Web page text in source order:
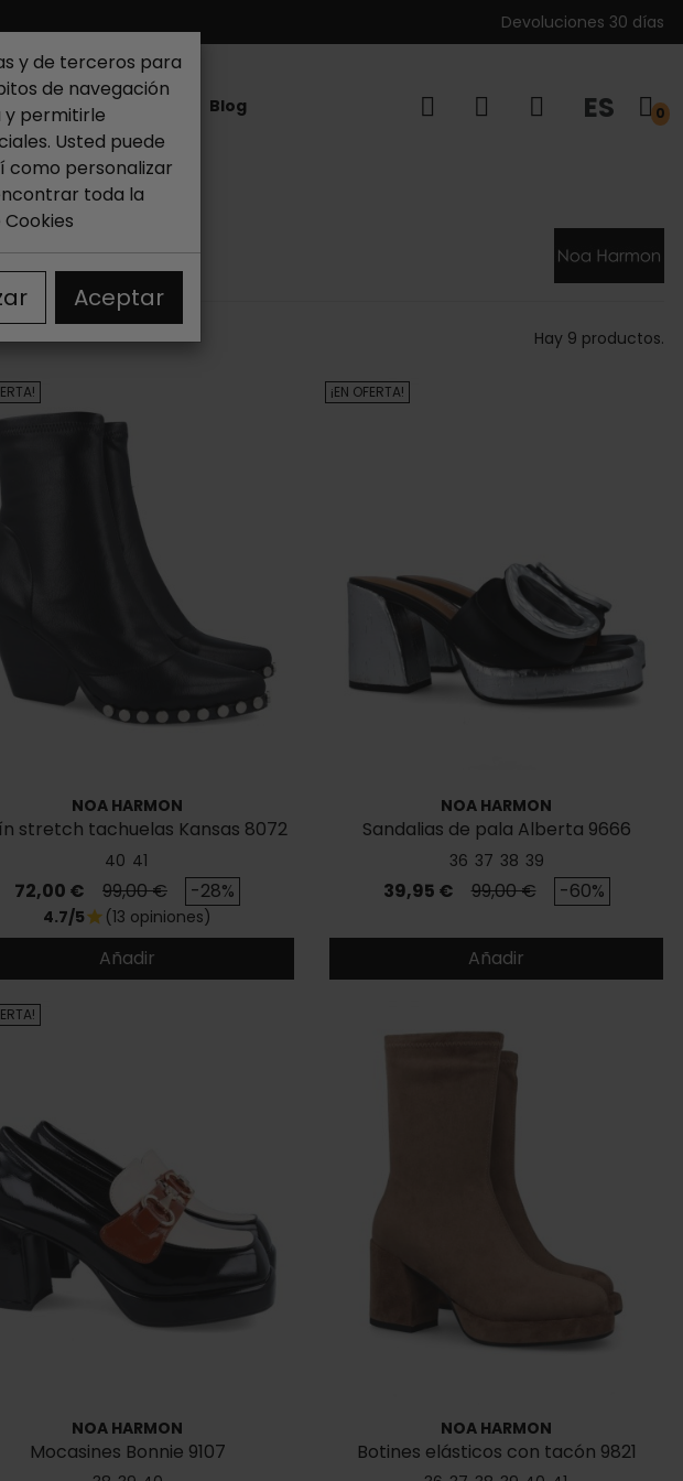
Devoluciones 30 días
Outlet Marcas Blog ES 0
Hay 9 productos.
NOA HARMON
stretch tachuelas Kansas 8072
40 41
Precio
72,00 € Precio base
99,00 € -28%
4.7/5star (13 opiniones)
Añadir
NOA HARMON
Sandalias de pala Alberta 9666
36 37 38 39
Precio
39,95 € Precio base
99,00 € -60%
¡EN OFERTA!
Añadir
NOA HARMON
Mocasines Bonnie 9107
NOA HARMON
Botines elásticos con tacón 9821
y de terceros para
de navegación
y permitirle
Usted puede
como personalizar
toda la
Aceptar